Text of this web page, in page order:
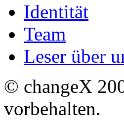
Identität
Team
Leser über
© changeX
vorbehalten.